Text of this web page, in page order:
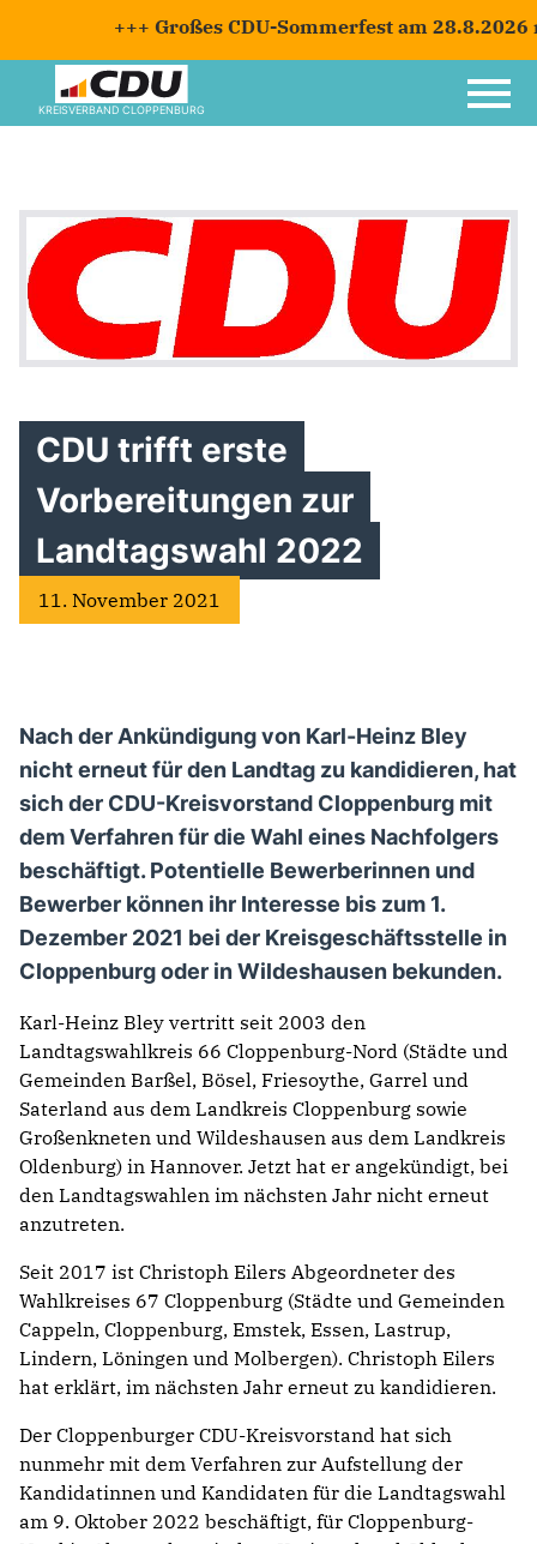
+++ Großes CDU-Sommerfest am
KREISVERBAND CLOPPENBURG
CDU trifft erste
Vorbereitungen zur
Landtagswahl 2022
11. November 2021
Nach der Ankündigung von Karl-Heinz Bley
nicht erneut für den Landtag zu kandidieren, hat
sich der CDU-Kreisvorstand Cloppenburg mit
dem Verfahren für die Wahl eines Nachfolgers
beschäftigt. Potentielle Bewerberinnen und
Bewerber können ihr Interesse bis zum 1.
Dezember 2021 bei der Kreisgeschäftsstelle in
Cloppenburg oder in Wildeshausen bekunden.
Karl-Heinz Bley vertritt seit 2003 den
Landtagswahlkreis 66 Cloppenburg-Nord (Städte und
Gemeinden Barßel, Bösel, Friesoythe, Garrel und
Saterland aus dem Landkreis Cloppenburg sowie
Großenkneten und Wildeshausen aus dem Landkreis
Oldenburg) in Hannover. Jetzt hat er angekündigt, bei
den Landtagswahlen im nächsten Jahr nicht erneut
anzutreten.
Seit 2017 ist Christoph Eilers Abgeordneter des
Wahlkreises 67 Cloppenburg (Städte und Gemeinden
Cappeln, Cloppenburg, Emstek, Essen, Lastrup,
Lindern, Löningen und Molbergen). Christoph Eilers
hat erklärt, im nächsten Jahr erneut zu kandidieren.
Der Cloppenburger CDU-Kreisvorstand hat sich
nunmehr mit dem Verfahren zur Aufstellung der
Kandidatinnen und Kandidaten für die Landtagswahl
am 9. Oktober 2022 beschäftigt, für Cloppenburg-